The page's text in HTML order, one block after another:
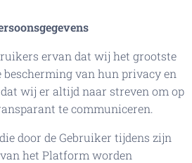
ervan dat wij het grootste
bescherming van hun privacy en
dat wij er altijd naar streven om op
te communiceren.
door de Gebruiker tijdens zijn
het Platform worden